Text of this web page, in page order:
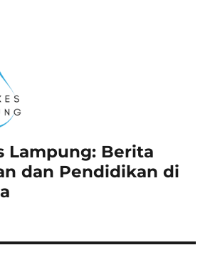
Lampung: Berita
dan Pendidikan di